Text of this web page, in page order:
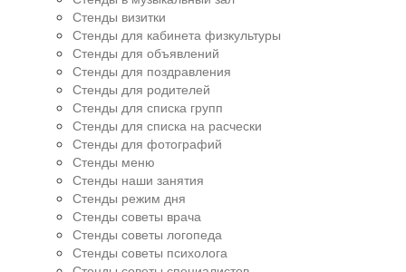
Стенды визитки
Стенды для кабинета физкультуры
Стенды для объявлений
Стенды для поздравления
Стенды для родителей
Стенды для списка групп
Стенды для списка на расчески
Стенды для фотографий
Стенды меню
Стенды наши занятия
Стенды режим дня
Стенды советы врача
Стенды советы логопеда
Стенды советы психолога